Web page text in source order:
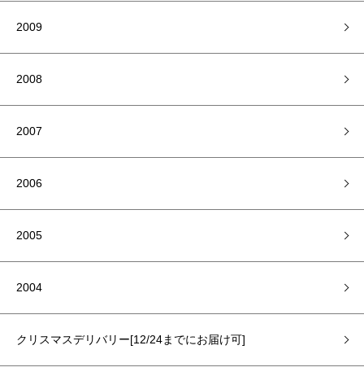
2009
2008
2007
2006
2005
2004
クリスマスデリバリー[12/24までにお届け可]